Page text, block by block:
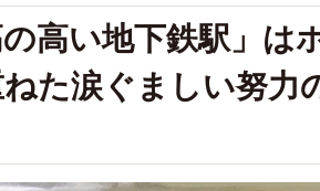
の高い地下鉄駅」
た涙ぐましい努力